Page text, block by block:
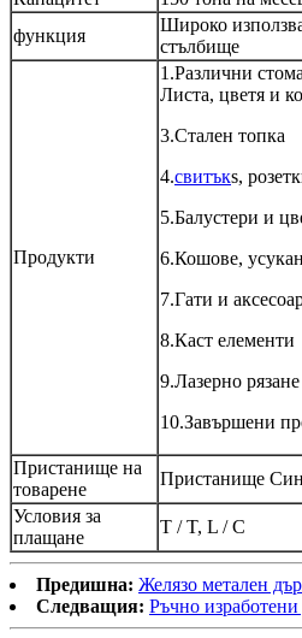
функция
Широко
стълбище
Продукти
1.Различни
Листа, цветя и
3.Стален топка
4.свитъкs,
5.Балустери и
6.Кошове,
7.Гати и
8.Каст елементи
9.Лазерно рязане
10.Завършени
Пристанище на
товарене
Пристанище
Условия за
плащане
T / T, L / C
Предишна: Желязо метален
Следващия: Ръчно